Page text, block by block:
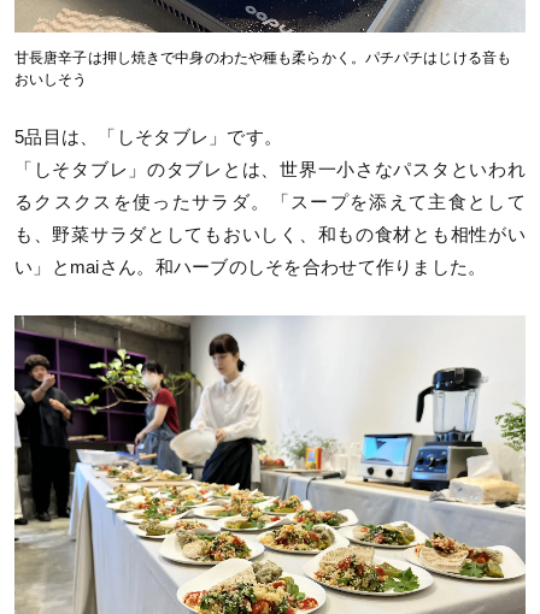
甘長唐辛子は押し焼きで中身のわたや種も柔らかく。パチパチはじける音も
おいしそう
5品目は、「しそタブレ」です。
「しそタブレ」のタブレとは、世界一小さなパスタといわれ
るクスクスを使ったサラダ。「スープを添えて主食として
も、野菜サラダとしてもおいしく、和もの食材とも相性がい
い」とmaiさん。和ハーブのしそを合わせて作りました。